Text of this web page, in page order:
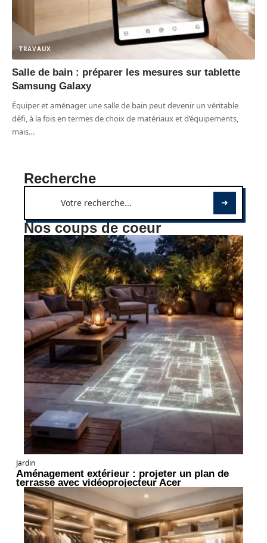
TRAVAUX
Salle de bain : préparer les mesures sur tablette
Samsung Galaxy
Équiper et aménager une salle de bain peut devenir un véritable
défi, à la fois en termes de choix de matériaux et d’équipements,
mais…
Recherche
Nos coups de coeur
Jardin
Aménagement extérieur : projeter un plan de
terrasse avec vidéoprojecteur Acer